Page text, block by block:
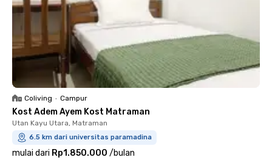
Coliving • Campur
Kost Adem Ayem Kost Matraman
Utan Kayu Utara, Matraman
6.5 km dari universitas paramadina
mulai dari Rp1.850.000 /bulan